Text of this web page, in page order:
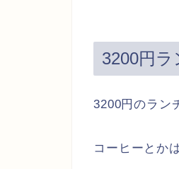
3200円ラ
3200円のラン
コーヒーとか